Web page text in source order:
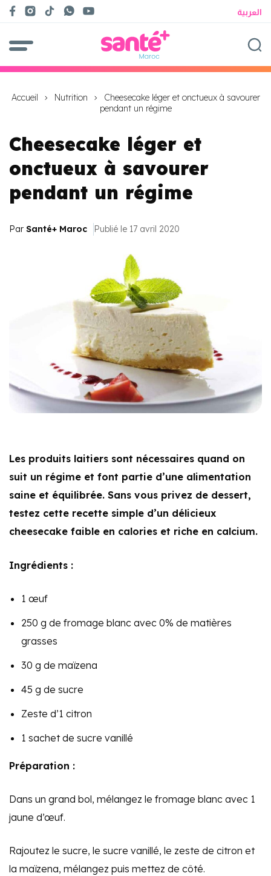
العربية
Accueil Nutrition
Cheesecake léger et onctueux à savourer
pendant un régime
Cheesecake léger et
onctueux à savourer
pendant un régime
Par Santé+ Maroc Publié le 17 avril 2020
Les produits laitiers sont nécessaires quand on
suit un régime et font partie d’une alimentation
saine et équilibrée. Sans vous privez de dessert,
testez cette recette simple d’un délicieux
cheesecake faible en calories et riche en calcium.
Ingrédients :
1 œuf
250 g de fromage blanc avec 0% de matières
grasses
30 g de maïzena
45 g de sucre
Zeste d’1 citron
1 sachet de sucre vanillé
Préparation :
Dans un grand bol, mélangez le fromage blanc avec 1
jaune d’œuf.
Rajoutez le sucre, le sucre vanillé, le zeste de citron et
la maïzena, mélangez puis mettez de côté.